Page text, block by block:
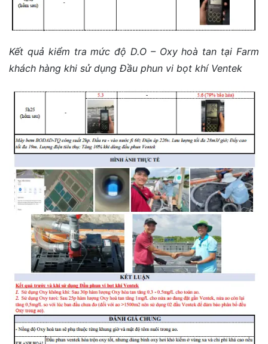
Kết quả kiểm tra mức độ D.O – Oxy hoà tan tại Farm
khách hàng khi sử dụng Đầu phun vi bọt khí Ventek